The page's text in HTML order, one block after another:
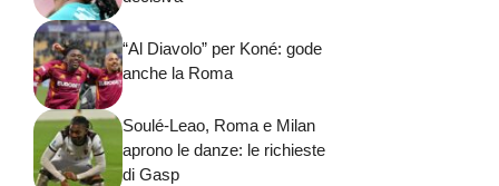
“Al Diavolo” per Koné: gode
anche la Roma
Soulé-Leao, Roma e Milan
aprono le danze: le richieste
di Gasp